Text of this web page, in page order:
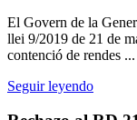
El Govern de la
llei 9/2019 de 21 de
contenció de rendes ...
Seguir leyendo